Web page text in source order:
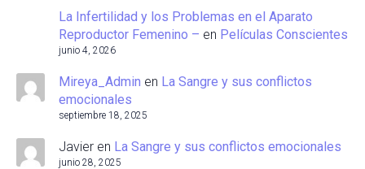
La Infertilidad y los Problemas en el Aparato
Reproductor Femenino – en Películas Conscientes
junio 4, 2026
Mireya_Admin en La Sangre y sus conflictos
emocionales
septiembre 18, 2025
Javier en La Sangre y sus conflictos emocionales
junio 28, 2025